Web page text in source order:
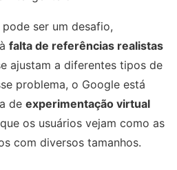
ser um desafio,
falta de referências realistas
ajustam a diferentes tipos de
problema, o Google está
de experimentação virtual
os usuários vejam como as
com diversos tamanhos.